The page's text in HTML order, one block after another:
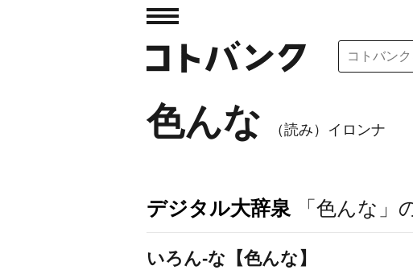
色んな （読み）イロンナ
デジタル大辞泉 「色んな」
いろん‐な【色んな】